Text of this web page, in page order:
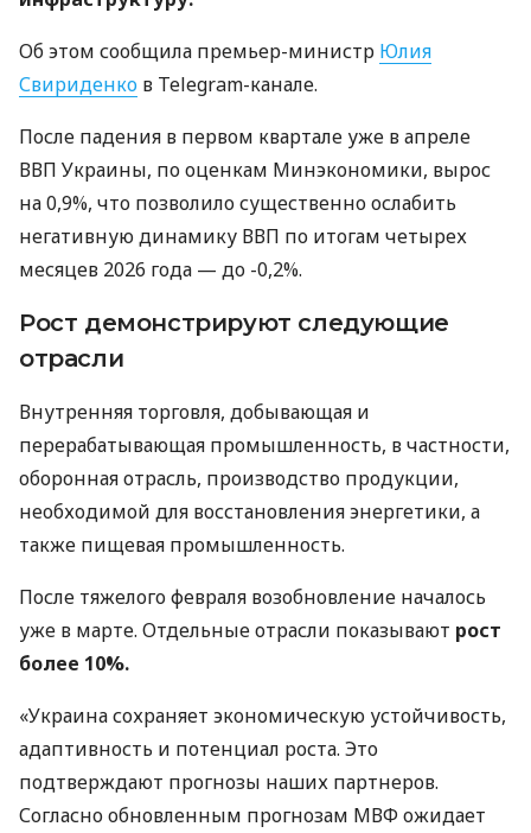
Об этом сообщила премьер-министр Юлия
Свириденко в Telegram-канале.
После падения в первом квартале уже в апреле
ВВП Украины, по оценкам Минэкономики, вырос
на 0,9%, что позволило существенно ослабить
негативную динамику ВВП по итогам четырех
месяцев 2026 года — до -0,2%.
Рост демонстрируют следующие
отрасли
Внутренняя торговля, добывающая и
перерабатывающая промышленность, в частности,
оборонная отрасль, производство продукции,
необходимой для восстановления энергетики, а
также пищевая промышленность.
После тяжелого февраля возобновление началось
уже в марте. Отдельные отрасли показывают рост
более 10%.
«Украина сохраняет экономическую устойчивость,
адаптивность и потенциал роста. Это
подтверждают прогнозы наших партнеров.
Согласно обновленным прогнозам МВФ ожидает